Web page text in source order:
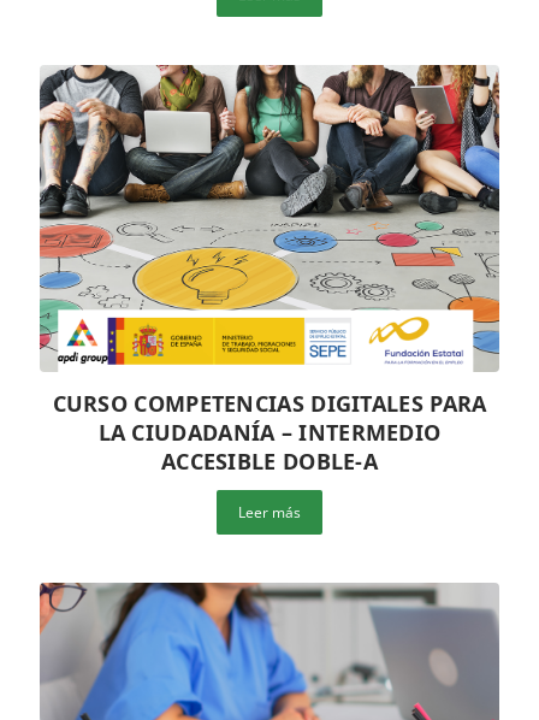
CURSO COMPETENCIAS DIGITALES PARA
LA CIUDADANÍA – INTERMEDIO
ACCESIBLE DOBLE-A
Leer más